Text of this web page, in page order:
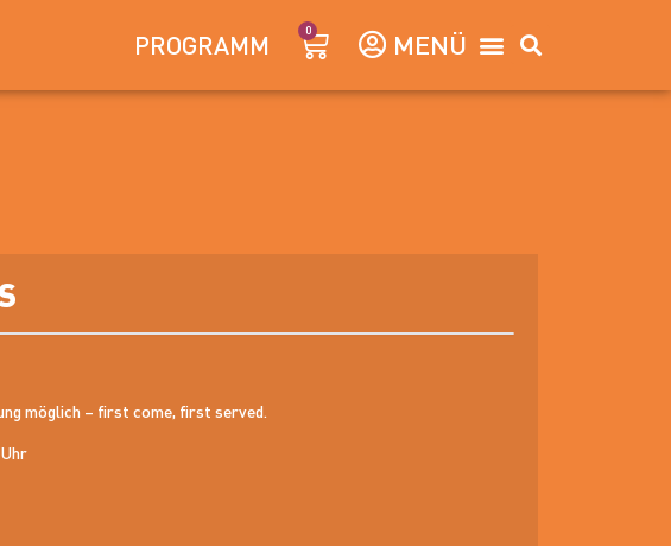
PROGRAMM 0
möglich – first come, first served.